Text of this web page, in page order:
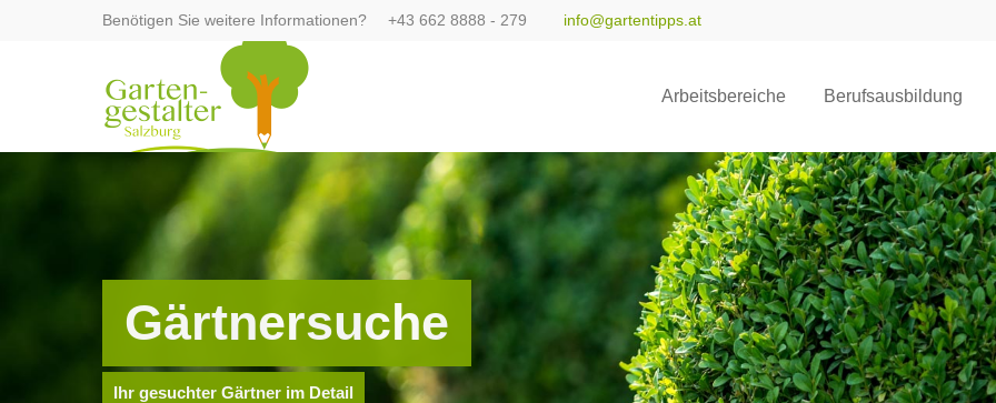
Benutzername
Register|Lost your password?
24h / 365days
We offer support for our customers
Mon - Fri 8:00am - 5:00pm(GMT +1)
San Francisco, CA 94102
Have any questions?
+44 1234 567 890
Drop us a line
info@yourdomain.com
Benötigen Sie weitere Informationen? +43 662 8888 - 279 info@gartentipps.at
Arbeitsbereiche Berufsausbildung
Gärtnersuche
Ihr gesuchter Gärtner im Detail